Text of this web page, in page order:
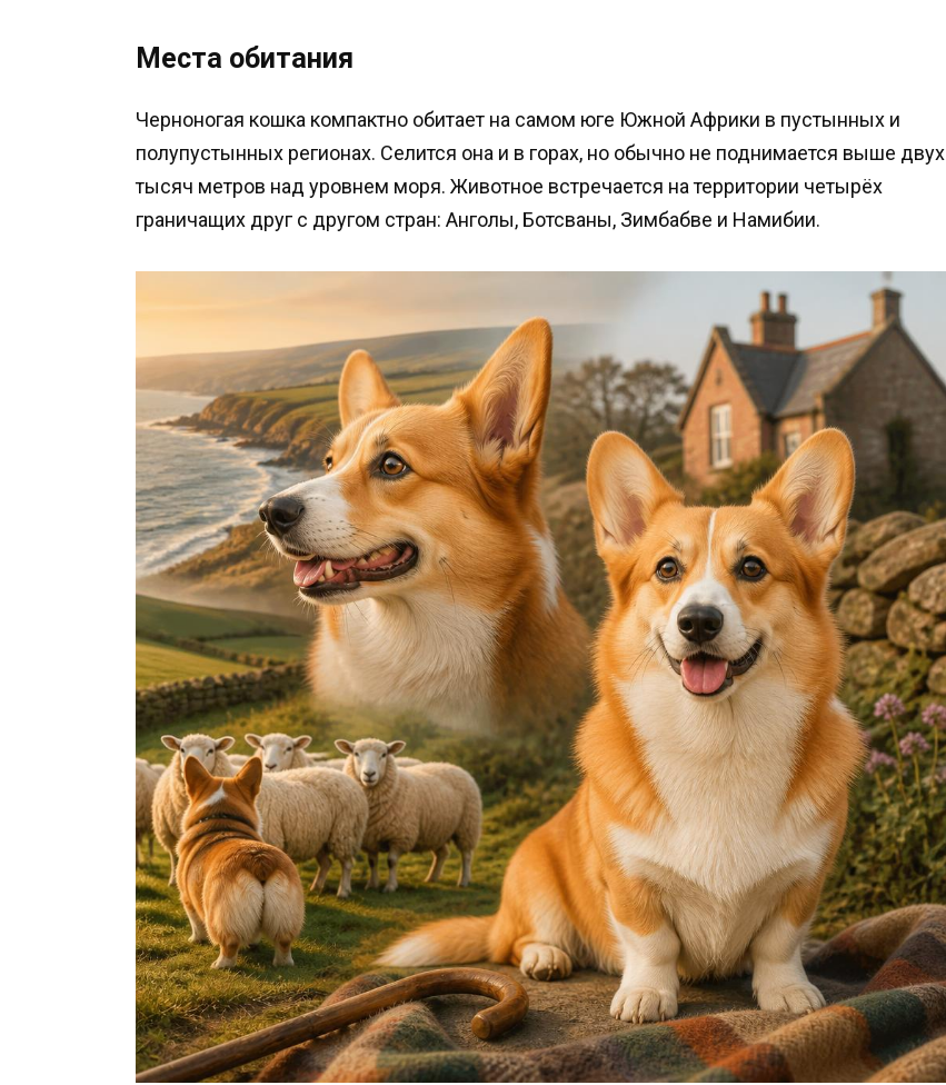
Места обитания
Черноногая кошка компактно обитает на самом юге Южной Африки в пустынных и
полупустынных регионах. Селится она и в горах, но обычно не поднимается выше двух
тысяч метров над уровнем моря. Животное встречается на территории четырёх
граничащих друг с другом стран: Анголы, Ботсваны, Зимбабве и Намибии.